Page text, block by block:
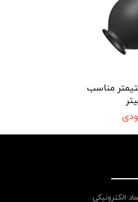
80 سانتیمتر مناسب
الکترونیکی